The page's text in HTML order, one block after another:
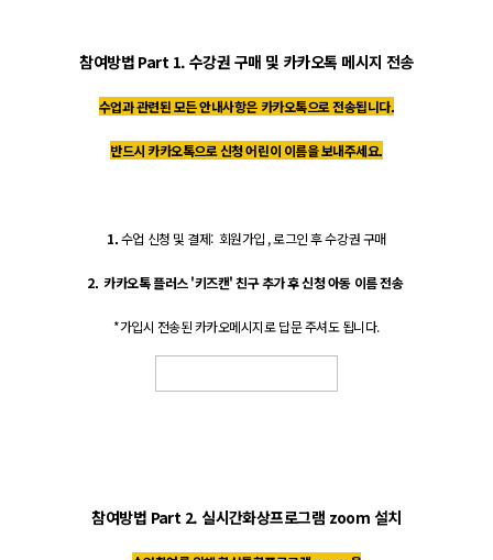
참여방법 Part 1. 수강권 구매 및 카카오톡 메시지 전송
수업과 관련된 모든 안내사항은 카카오톡으로 전송됩니다.
반드시 카카오톡으로 신청 어린이 이름을 보내주세요.
1.수업 신청 및 결제: 회원가입 , 로그인 후 수강권 구매
2. 카카오톡 플러스 '키즈캔' 친구 추가 후 신청 아동 이름 전송
*가입시 전송된 카카오메시지로 답문 주셔도 됩니다.
참여방법 Part 2. 실시간화상프로그램 zoom 설치